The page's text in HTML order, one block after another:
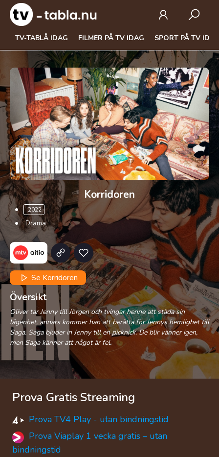
TV-TABLÅ IDAG FILMER PÅ TV IDAG SPORT PÅ TV
Korridoren
2022
Drama
Se Korridoren
Översikt
Oliver tar Jenny till Jörgen och tvingar henne att städa sin
lägenhet, annars kommer han att berätta för Jennys hemlighet till
Saga. Saga bjuder in Jenny till en picknick. De blir vänner igen,
men Saga känner att något är fel.
Prova Gratis Streaming
Prova TV4 Play - utan bindningstid
Prova Viaplay 1 vecka gratis – utan
bindningstid